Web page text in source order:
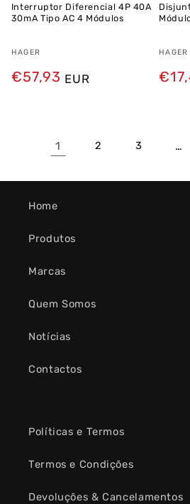
Interruptor Diferencial 4P 40A
30mA Tipo AC 4 Módulos
Fornecedor:
HAGER
Preço
€57,93 EUR
HAGER
1 2 3 …
Home
Produtos
Marcas
Quem Somos
Notícias
Contactos
Políticas e Termos
Termos e Condições
Devoluções & Cancelamentos